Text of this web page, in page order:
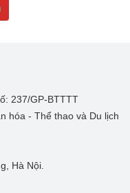
237/GP-BTTTT
hóa - Thể thao và Du lịch
Hà Nội.